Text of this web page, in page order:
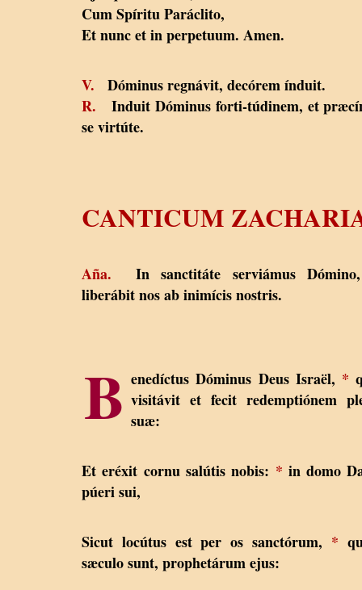
Cum Spíritu Paráclito,
Et nunc et in perpetuum. Amen.
V. Dóminus regnávit, decórem índuit.
R. Induit Dóminus forti-túdinem, et
se virtúte.
CANTICUM
Aña. In sanctitáte serviámus
liberábit nos ab inimícis nostris.
B enedíctus Dóminus Deus Israël, *
visitávit et fecit redemptiónem
suæ:
Et eréxit cornu salútis nobis: * in domo
púeri sui,
Sicut locútus est per os sanctórum, *
sæculo sunt, prophetárum ejus: